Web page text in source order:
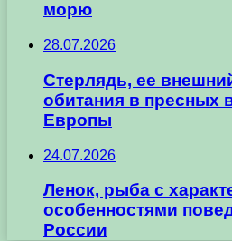
морю
28.07.2026
Стерлядь, ее
обитания в пресных
Европы
24.07.2026
Ленок, рыба с
особенностями
России